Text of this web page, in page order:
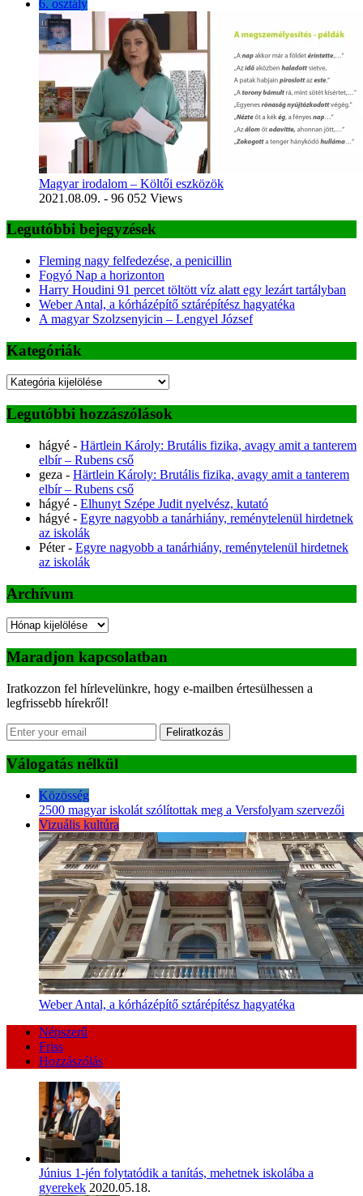
6. osztály
Magyar irodalom – Költői eszközök
2021.08.09. - 96 052 Views
Legutóbbi bejegyzések
Fleming nagy felfedezése, a penicillin
Fogyó Nap a horizonton
Harry Houdini 91 percet töltött víz alatt egy lezárt tartályban
Weber Antal, a kórházépítő sztárépítész hagyatéka
A magyar Szolzsenyicin – Lengyel József
Kategóriák
Kategóriák
Legutóbbi hozzászólások
hágyé - Härtlein Károly: Brutális fizika, avagy amit a tanterem
elbír – Rubens cső
geza - Härtlein Károly: Brutális fizika, avagy amit a tanterem
elbír – Rubens cső
hágyé - Elhunyt Szépe Judit nyelvész, kutató
hágyé - Egyre nagyobb a tanárhiány, reménytelenül hirdetnek
az iskolák
Péter- Egyre nagyobb a tanárhiány, reménytelenül hirdetnek
az iskolák
Archívum
Archívum
Maradjon kapcsolatban
Iratkozzon fel hírlevelünkre, hogy e-mailben értesülhessen a
legfrissebb hírekről!
Feliratkozás
Válogatás nélkül
Közösség
2500 magyar iskolát szólítottak meg a Versfolyam szervezői
Vizuális kultúra
Weber Antal, a kórházépítő sztárépítész hagyatéka
Népszerű
Friss
Hozzászólás
Június 1-jén folytatódik a tanítás, mehetnek iskolába a
gyerekek 2020.05.18.